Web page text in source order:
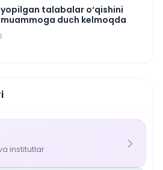
yopilgan talabalar o‘qishini
duch kelmoqda
institutlar